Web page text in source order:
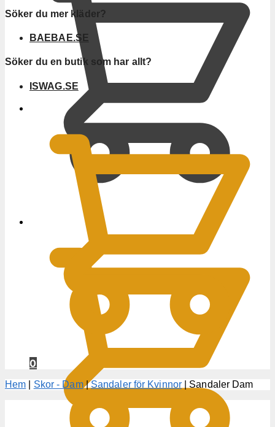
Söker du mer kläder?
BAEBAE.SE
Söker du en butik som har allt?
ISWAG.SE
0
Hem Skor - Dam|Sandaler för Kvinnor| Sandaler Dam